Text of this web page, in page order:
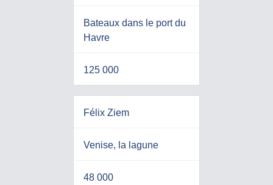
Bateaux dans le port du
Havre
125 000
Félix Ziem
Venise, la lagune
48 000